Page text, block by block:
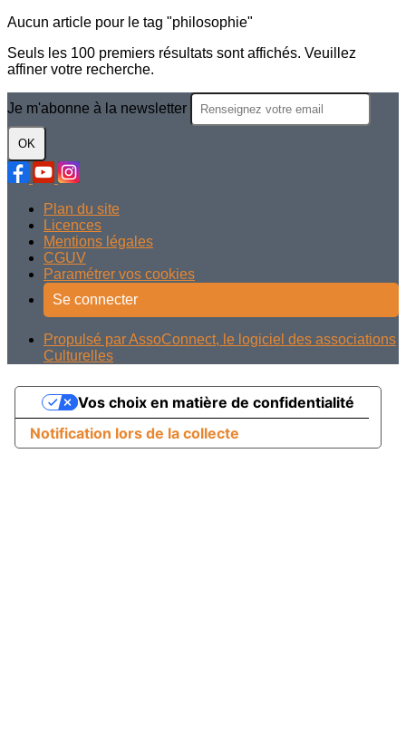
Aucun article pour le tag "philosophie"
Seuls les 100 premiers résultats sont affichés. Veuillez
affiner votre recherche.
Je m'abonne à la newsletter
OK
Plan du site
Licences
Mentions légales
CGUV
Paramétrer vos cookies
Se connecter
Propulsé par AssoConnect, le logiciel des associations
Culturelles
Notification lors de la collecte
Vos choix en matière de confidentialité